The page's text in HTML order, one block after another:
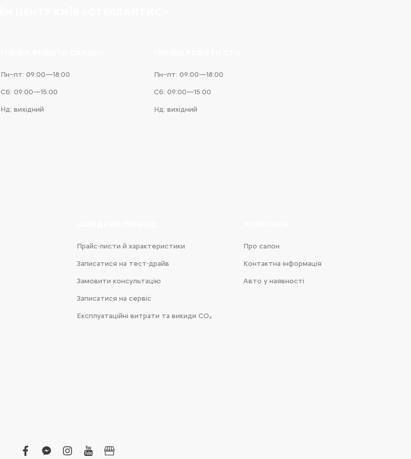
Пн–пт: 09:00—18:00
Сб: 09:00—15:00
Нд: вихідний
Пн–пт: 09:00—18:00
Сб: 09:00—15:00
Нд: вихідний
Прайс-листи й характеристики
Записатися на тест-драйв
Замовити консультацію
Записатися на сервіс
Експлуатаційні витрати та викиди CO₂
Про салон
Контактна інформація
Авто у наявності
facebook
facebook-
instagram
youtubebusiness